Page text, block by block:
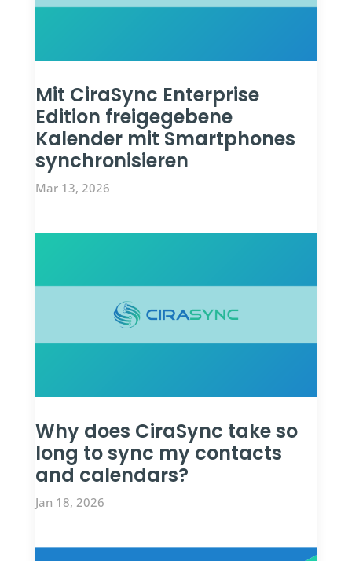
Mit CiraSync Enterprise
Edition freigegebene
Kalender mit Smartphones
synchronisieren
Mar 13, 2026
Why does CiraSync take so
long to sync my contacts
and calendars?
Jan 18, 2026